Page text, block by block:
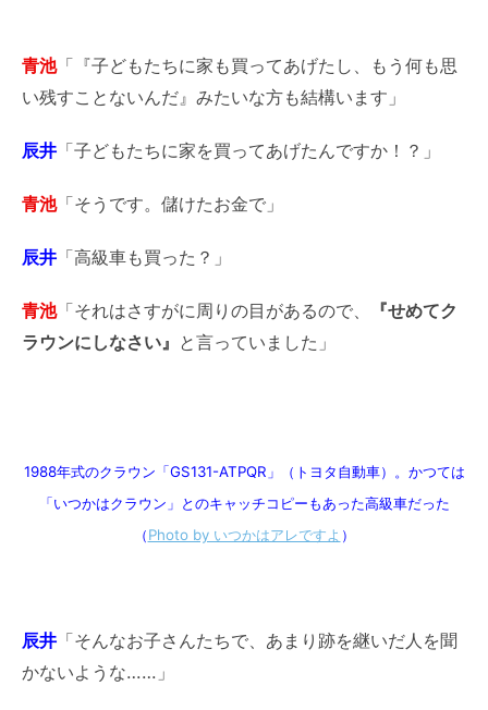
青池「『子どもたちに家も買ってあげたし、もう何も思
い残すことないんだ』みたいな方も結構います」
辰井 「子どもたちに家を買ってあげたんですか！？」
青池「そうです。儲けたお金で」
辰井 「高級車も買った？」
青池「それはさすがに周りの目があるので、
『せめてク
ラウンにしなさい』 と言っていました」
1988年式のクラウン「GS131-ATPQR」（トヨタ自動車）。かつては
「いつかはクラウン」とのキャッチコピーもあった高級車だった
（Photo by いつかはアレですよ ）
辰井 「そんなお子さんたちで、あまり跡を継いだ人を聞
かないような……」